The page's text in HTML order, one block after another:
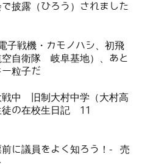
披露（ひろう）されました
子戦機・カモノハシ、初飛
空自衛隊 岐阜基地）、あと
粒子だ
戦中 旧制大村中学（大村高
徒の在校生日記 11
前に議員をよく知ろう！- 売